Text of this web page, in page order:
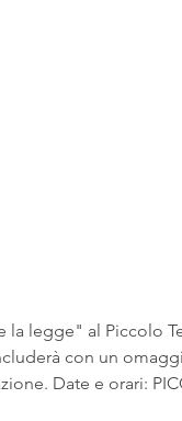
legge" al Piccolo
con un
Date e orari: